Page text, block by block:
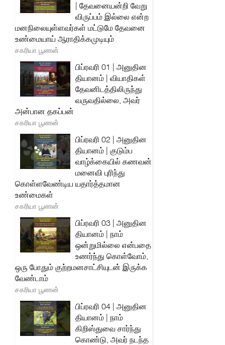
| தேவனையன்றி வேறு
விருப்பம் இல்லை என்ற
மனநிலையுள்ளவர்கள் மட்டுமே தேவனை
உண்மையாய் ஆராதிக்கமுடியும்
சகரியா பூணன்
பிப்ரவரி 01 | அனுதின
தியானம் | வியாதிகள்
தேவனிடத்திலிருந்து
வருவதில்லை, அவர்
அன்பான தகப்பன்
சகரியா பூணன்
பிப்ரவரி 02 | அனுதின
தியானம் | குடும்ப
வாழ்க்கையில் கணவன்
மனைவி புரிந்து
கொள்ளவேண்டிய யதார்த்தமான
உண்மைகள்
சகரியா பூணன்
பிப்ரவரி 03 | அனுதின
தியானம் | நாம்
ஒன்றுமில்லை என்பதை
உணர்ந்து கொள்வோம்,
ஒரு போதும் குற்றமனசாட்சியுடன் இருக்க
வேண்டாம்
சகரியா பூணன்
பிப்ரவரி 04 | அனுதின
தியானம் | நாம்
கிறிஸ்துவை சார்ந்து
கொண்டு, அவர் நடந்த